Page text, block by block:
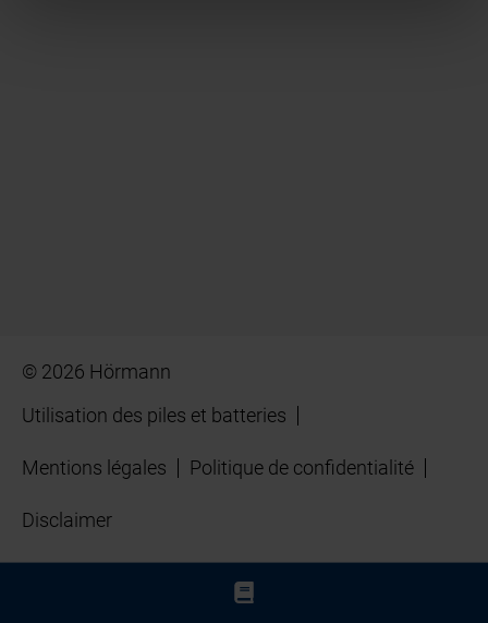
© 2026 Hörmann
Utilisation des piles et batteries
Mentions légales Politique de confidentialité
Disclaimer